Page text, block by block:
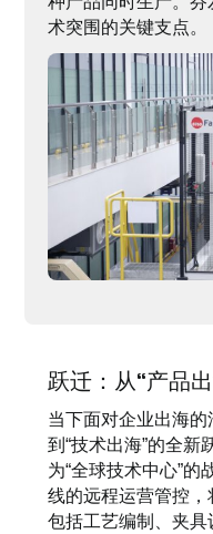
术突围的关键支点。
跃迁：从“产品
当下面对企业出海的
到“技术出海”的全新
为“全球技术中心”
线的远程运营管控，
包括工艺编制、夹